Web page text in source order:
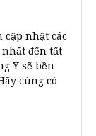
cập nhật các
đến tất
Y sẽ bền
cùng có